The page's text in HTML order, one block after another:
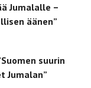
Jumalalle –
äänen”
suurin
Jumalan”